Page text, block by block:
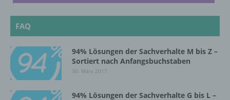
FAQ
94% Lösungen der Sachverhalte M bis Z –
Sortiert nach Anfangsbuchstaben
30. März 2017
94% Lösungen der Sachverhalte G bis L –
Verbreitung oder eine andere Form der
Bereitstellung, den Abgleich oder die
Löschen oder die Vernichtung.
d) Einschränkung der Verarbeitung
Einschränkung der Verarbeitung ist die